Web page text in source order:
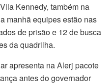
Kennedy, também na
manhã equipes estão nas
de prisão e 12 de busca
da quadrilha.
apresenta na Alerj pacote
antes do governador